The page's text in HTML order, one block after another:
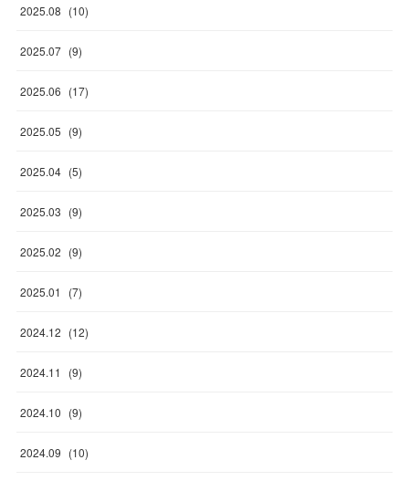
2025.08 (10)
2025.07 (9)
2025.06 (17)
2025.05 (9)
2025.04 (5)
2025.03 (9)
2025.02 (9)
2025.01 (7)
2024.12 (12)
2024.11 (9)
2024.10 (9)
2024.09 (10)